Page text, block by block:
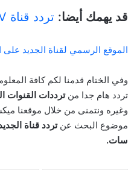
قد يهمك أيضا: تردد قناة MTV اللبنانية
الموقع الرسمي لقناة الجديد على
وفي الختام قدمنا لكم كافة
تردد هام جدا منترددات القنوات
وغيره ونتمنى من خلال موقعنا
موضوع البحث عنتردد قناة
سات.